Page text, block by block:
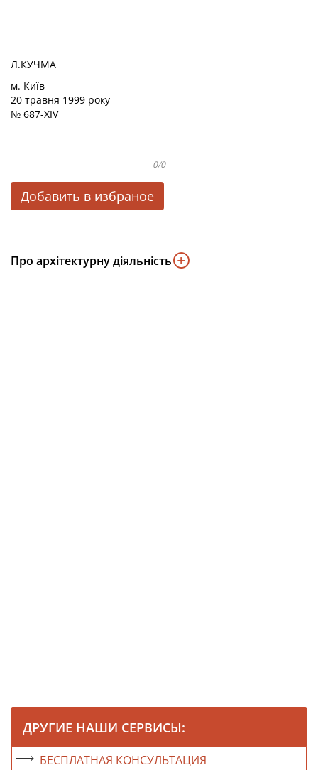
Л.КУЧМА
м. Київ
20 травня 1999 року
№ 687-XIV
0/0
Добавить в избраное
Про архітектурну діяльність
ДРУГИЕ НАШИ СЕРВИСЫ:
БЕСПЛАТНАЯ КОНСУЛЬТАЦИЯ